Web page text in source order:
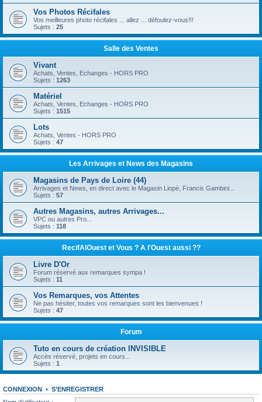
Vos Photos Récifales
Vos meilleures photo récifales ... allez ... défoulez-vous!!!
Sujets : 25
Salle des Ventes
Vivant
Achats, Ventes, Echanges - HORS PRO
Sujets : 1263
Matériel
Achats, Ventes, Echanges - HORS PRO
Sujets : 1515
Lots
Achats, Ventes - HORS PRO
Sujets : 47
Les Arrivages et News des Magasins
Magasins de Pays de Loire (44)
Arrivages et News, en direct avec le Magasin Liopé, Francis Gambini...
Sujets : 57
Autres Magasins, autres Arrivages...
VPC ou autres Pro...
Sujets : 118
RecifAlOuest et Vous ? A l'Ouest aussi ??
Livre D'Or
Forum réservé aux remarques sympa !
Sujets : 11
Vos Remarques, vos Attentes
Ne pas hésiter, toutes vos remarques sont les bienvenues !
Sujets : 47
Forum
Tuto en cours de création INVISIBLE
Accès réservé, projets en cours...
Sujets : 1
CONNEXION • S’ENREGISTRER